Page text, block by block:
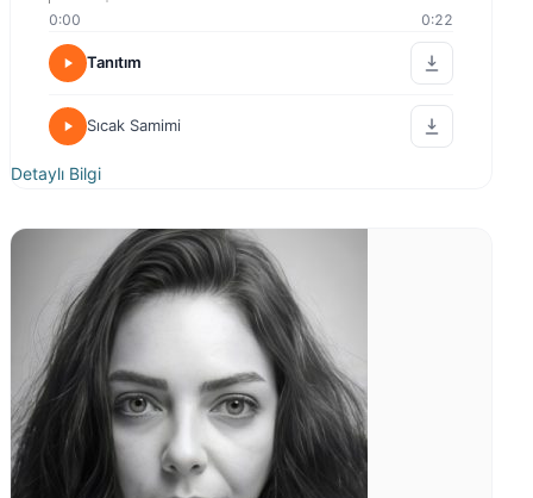
0:00 0:22
Tanıtım
Sıcak Samimi
Detaylı Bilgi